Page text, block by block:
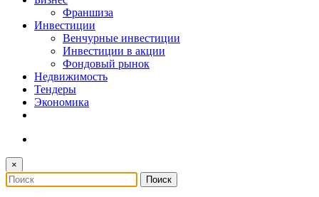
Франшиза
Инвестиции
Венчурные инвестиции
Инвестиции в акции
Фондовый рынок
Недвижимость
Тендеры
Экономика
×